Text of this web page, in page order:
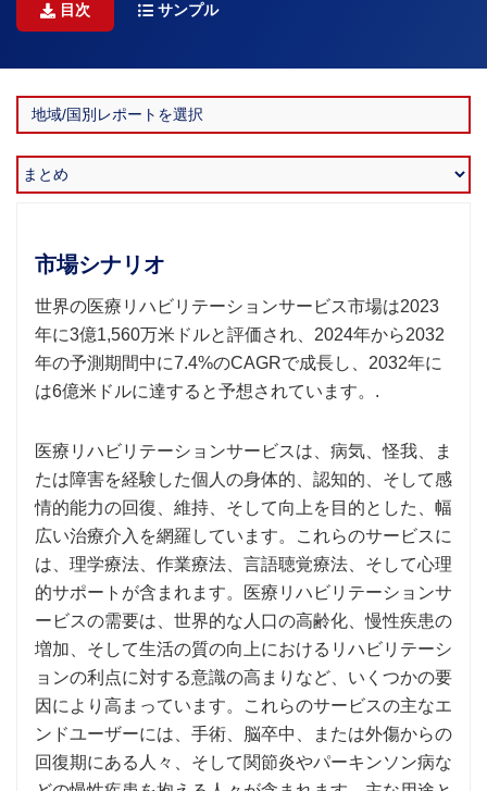
目次 サンプル
市場シナリオ
世界の医療リハビリテーションサービス市場は2023
年に3億1,560万米ドルと評価され、2024年から2032
年の予測期間中に7.4%のCAGRで成長し、2032年に
は6億米ドルに達すると予想されています。.
医療リハビリテーションサービスは、病気、怪我、ま
たは障害を経験した個人の身体的、認知的、そして感
情的能力の回復、維持、そして向上を目的とした、幅
広い治療介入を網羅しています。これらのサービスに
は、理学療法、作業療法、言語聴覚療法、そして心理
的サポートが含まれます。医療リハビリテーションサ
ービスの需要は、世界的な人口の高齢化、慢性疾患の
増加、そして生活の質の向上におけるリハビリテーシ
ョンの利点に対する意識の高まりなど、いくつかの要
因により高まっています。これらのサービスの主なエ
ンドユーザーには、手術、脳卒中、または外傷からの
回復期にある人々、そして関節炎やパーキンソン病な